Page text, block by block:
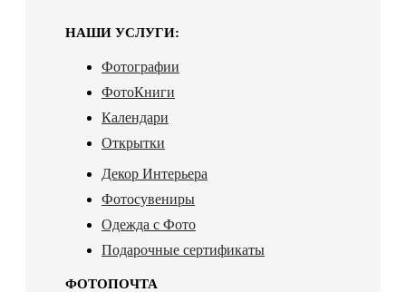
НАШИ УСЛУГИ:
Фотографии
ФотоКниги
Календари
Открытки
Декор Интерьера
Фотосувениры
Одежда с Фото
Подарочные сертификаты
ФОТОПОЧТА